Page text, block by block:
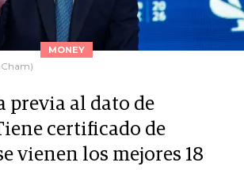
MONEY
previa al dato de
certificado de
vienen los mejores 18